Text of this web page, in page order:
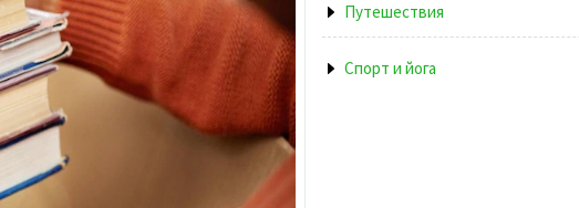
Путешествия
Спорт и йога